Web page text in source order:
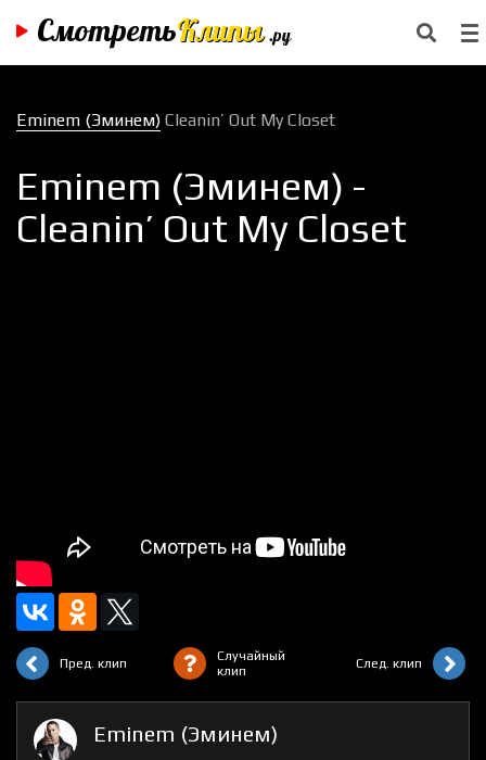
СмотретьКлипы .ру
Eminem (Эминем) Cleanin’ Out My Closet
Eminem (Эминем) -
Cleanin’ Out My Closet
Пред. клип
Случайный
клип
След. клип
Eminem (Эминем)